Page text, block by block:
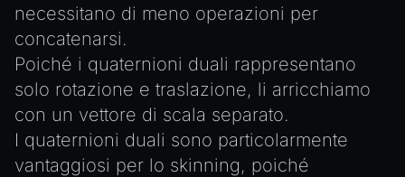
necessitano di meno operazioni per
concatenarsi.
Poiché i quaternioni duali rappresentano
solo rotazione e traslazione, li arricchiamo
con un vettore di scala separato.
I quaternioni duali sono particolarmente
vantaggiosi per lo skinning, poiché
Material
MaterialManager
Mesh
MeshAttributeAccessor
MeshManager
MorphTargets